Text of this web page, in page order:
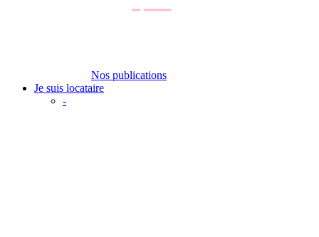
Nos publications
Je suis locataire
-